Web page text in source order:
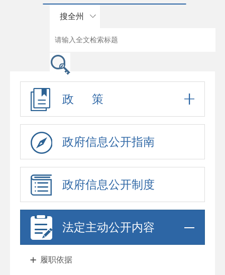
搜全州
政 策
政府信息公开指南
政府信息公开制度
法定主动公开内容
履职依据